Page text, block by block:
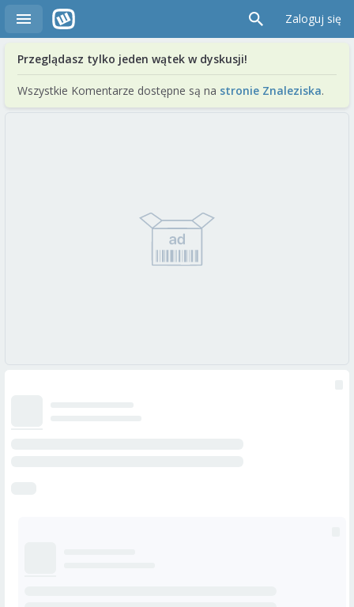
Zaloguj się
Przeglądasz tylko jeden wątek w dyskusji!
Wszystkie Komentarze dostępne są na stronie Znaleziska.